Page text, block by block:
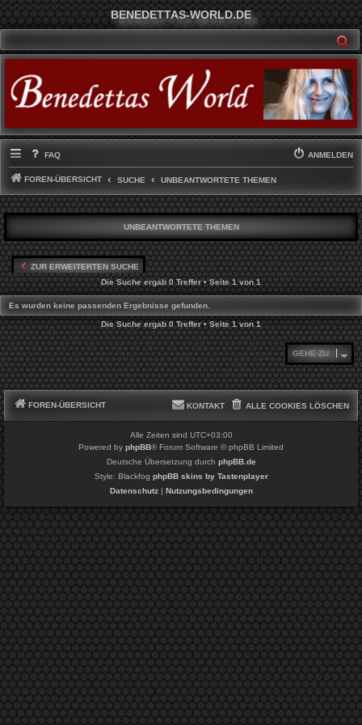
BENEDETTAS-WORLD.DE
FAQ ANMELDEN
FOREN-ÜBERSICHT SUCHE UNBEANTWORTETE THEMEN
UNBEANTWORTETE THEMEN
ZUR ERWEITERTEN SUCHE
Die Suche ergab 0 Treffer • Seite1von1
Es wurden keine passenden Ergebnisse gefunden.
Die Suche ergab 0 Treffer • Seite1von1
GEHE ZU
FOREN-ÜBERSICHT ALLE COOKIES LÖSCHEN
KONTAKT
Alle Zeiten sind UTC+03:00
Powered by phpBB® Forum Software © phpBB Limited
Deutsche Übersetzung durch phpBB.de
Style: Blackfog phpBB skins by Tastenplayer
Datenschutz| Nutzungsbedingungen